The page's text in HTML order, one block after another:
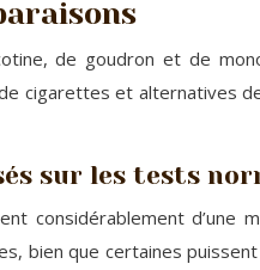
de goudron et de
cigarettes et alternatives
sur les tests
d’une
bien que certaines